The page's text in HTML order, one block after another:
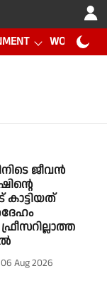
WORLD CUP
ജീവൻ
06 Aug 2026